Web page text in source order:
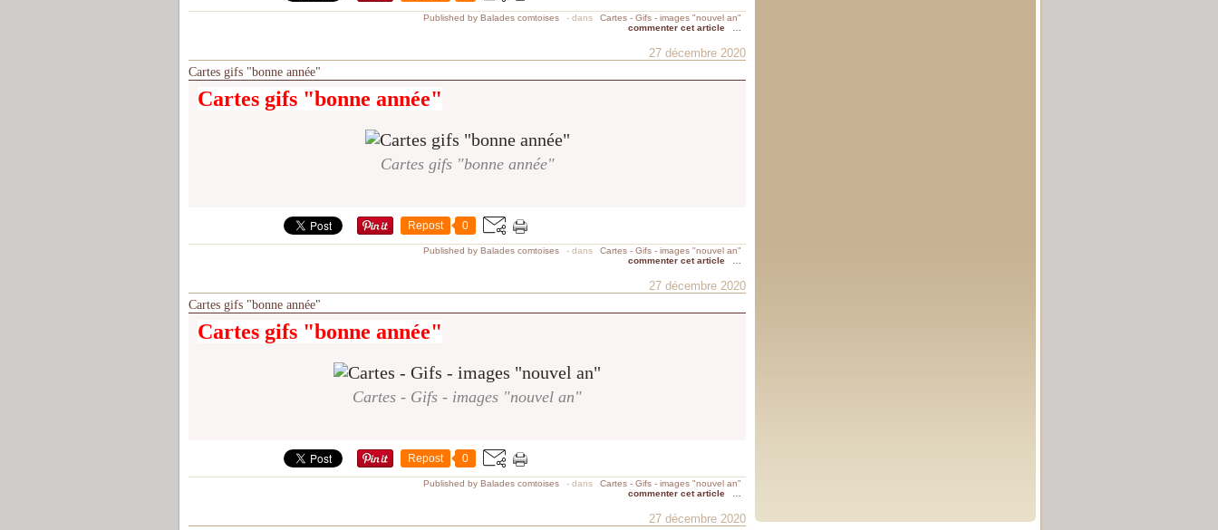
Published by Balades comtoises - dans
Cartes - Gifs - images "nouvel an"
commenter cet article
27 décembre 2020
Cartes gifs "bonne année"
Cartes gifs "bonne année"
Cartes gifs "bonne année"
Repost 0
Published by Balades comtoises - dans
Cartes - Gifs - images "nouvel an"
commenter cet article
27 décembre 2020
Cartes gifs "bonne année"
Cartes gifs "bonne année"
Cartes - Gifs - images "nouvel an"
Repost 0
Published by Balades comtoises - dans
Cartes - Gifs - images "nouvel an"
commenter cet article
27 décembre 2020